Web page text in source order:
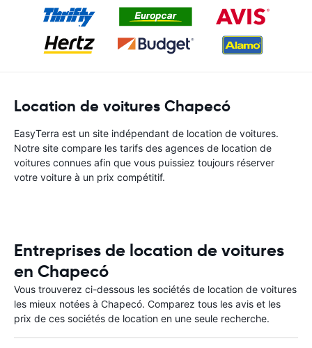
Location de voitures Chapecó
EasyTerra est un site indépendant de location de voitures.
Notre site compare les tarifs des agences de location de
voitures connues afin que vous puissiez toujours réserver
votre voiture à un prix compétitif.
Entreprises de location de voitures
en Chapecó
Vous trouverez ci-dessous les sociétés de location de voitures
les mieux notées à Chapecó. Comparez tous les avis et les
prix de ces sociétés de location en une seule recherche.